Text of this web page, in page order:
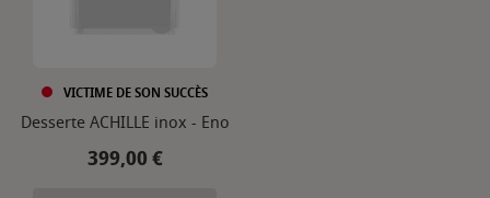
VICTIME DE SON SUCCÈS
Desserte ACHILLE inox - Eno
Prix
399,00 €